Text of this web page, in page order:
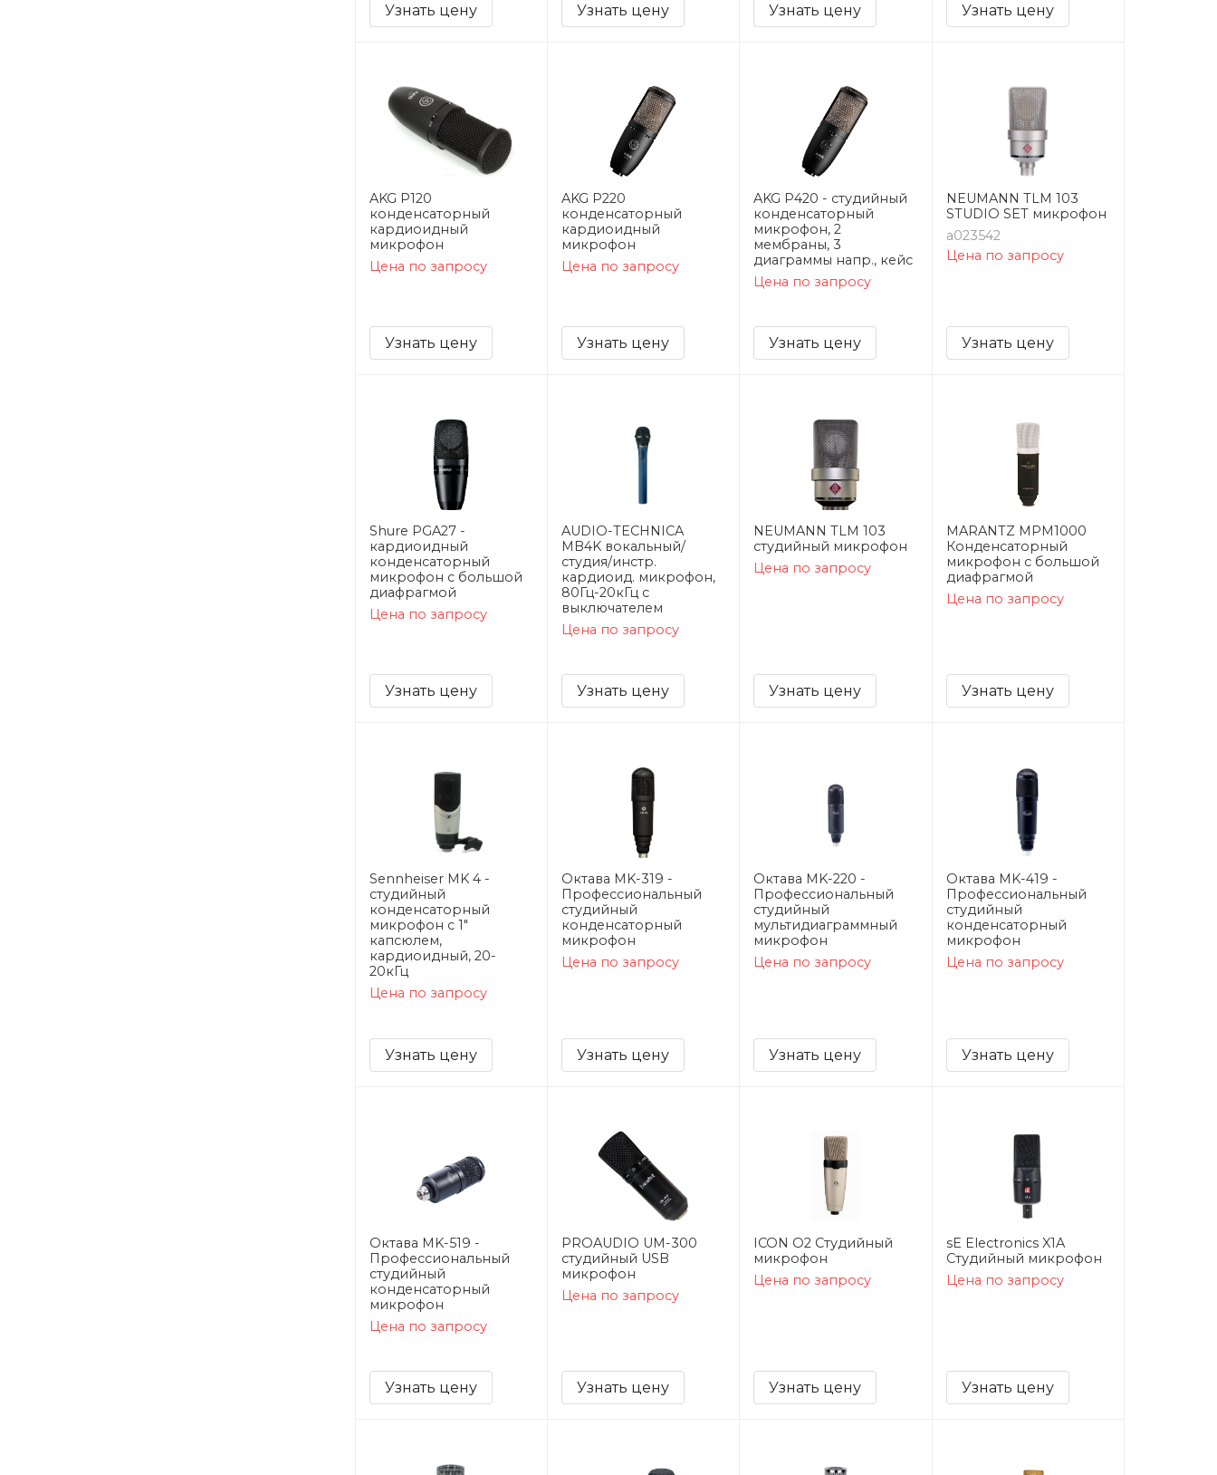
Узнать цену Узнать цену Узнать цену Узнать цену
AKG P120
конденсаторный
кардиоидный
микрофон
Цена по запросу
Узнать цену
AKG P220
конденсаторный
кардиоидный
микрофон
Цена по запросу
Узнать цену
AKG P420 - студийный
конденсаторный
микрофон, 2
мембраны, 3
диаграммы напр., кейс
Цена по запросу
Узнать цену
NEUMANN TLM 103
STUDIO SET микрофон
a023542
Цена по запросу
Узнать цену
Shure PGA27 -
кардиоидный
конденсаторный
микрофон c большой
диафрагмой
Цена по запросу
Узнать цену
AUDIO-TECHNICA
MB4K вокальный/
студия/инстр.
кардиоид. микрофон,
80Гц-20кГц c
выключателем
Цена по запросу
Узнать цену
NEUMANN TLM 103
студийный микрофон
Цена по запросу
Узнать цену
MARANTZ MPM1000
Конденсаторный
микрофон с большой
диафрагмой
Цена по запросу
Узнать цену
Sennheiser MK 4 -
студийный
конденсаторный
микрофон c 1"
капсюлем,
кардиоидный, 20-
20кГц
Цена по запросу
Узнать цену
Октава MK-319 -
Профессиональный
студийный
конденсаторный
микрофон
Цена по запросу
Узнать цену
Октава MK-220 -
Профессиональный
студийный
мультидиаграммный
микрофон
Цена по запросу
Узнать цену
Октава MK-419 -
Профессиональный
студийный
конденсаторный
микрофон
Цена по запросу
Узнать цену
Октава MK-519 -
Профессиональный
студийный
конденсаторный
микрофон
Цена по запросу
Узнать цену
PROAUDIO UM-300
студийный USB
микрофон
Цена по запросу
Узнать цену
ICON O2 Студийный
микрофон
Цена по запросу
Узнать цену
sE Electronics X1A
Студийный микрофон
Цена по запросу
Узнать цену